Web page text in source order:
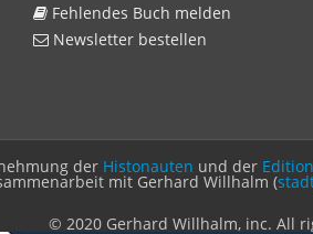
Fehlendes Buch melden
Newsletter bestellen
der Histonauten und der
mit Gerhard Willhalm (
© 2020 Gerhard Willhalm, inc. All